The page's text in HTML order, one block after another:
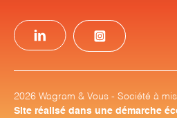
2026 Wagram & Vous - Société à
Site réalisé dans une démarche